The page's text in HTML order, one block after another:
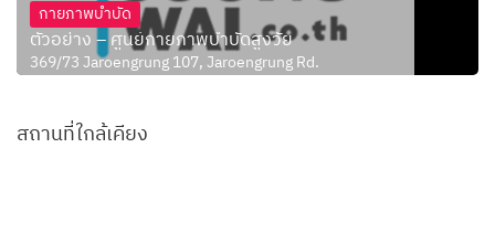
กายภาพบำบัด
ตัวอย่าง – ศูนย์กายภาพบำบัดสูงวัย
369/73 Jaroengrung 107, Jaroengrung Rd.
สถานที่ใกล้เคียง